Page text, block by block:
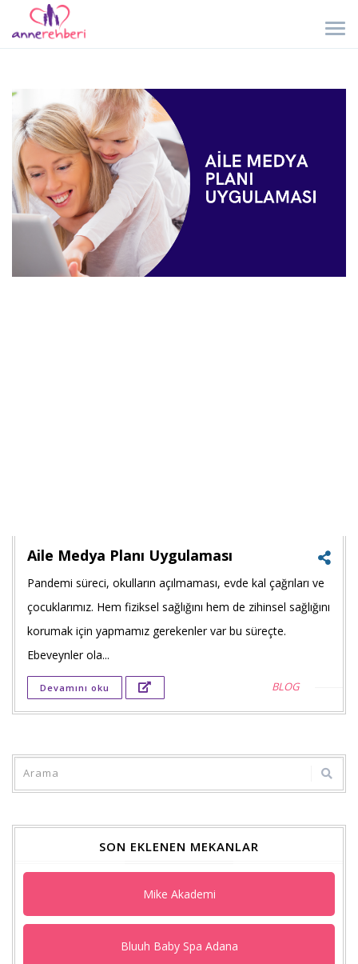
Aile Medya Planı Uygulaması
+'ta
Pandemi süreci, okulların açılmaması, evde kal çağrıları ve
çocuklarımız. Hem fiziksel sağlığını hem de zihinsel sağlığını
korumak için yapmamız gerekenler var bu süreçte.
Ebeveynler ola...
Devamını oku BLOG
SON EKLENEN MEKANLAR
Mike Akademi
Bluuh Baby Spa Adana